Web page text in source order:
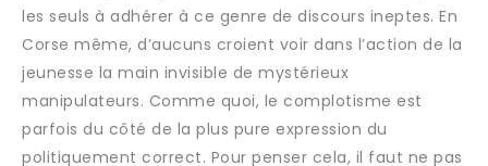
les seuls à adhérer à ce genre de discours ineptes. En
Corse même, d’aucuns croient voir dans l’action de la
jeunesse la main invisible de mystérieux
manipulateurs. Comme quoi, le complotisme est
parfois du côté de la plus pure expression du
politiquement correct. Pour penser cela, il faut ne pas